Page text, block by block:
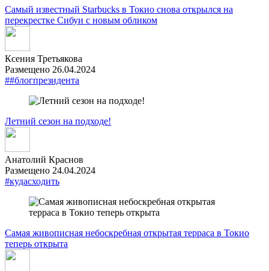
Самый известный Starbucks в Токио снова открылся на
перекрестке Сибуи с новым обликом
Ксения Третьякова
Размещено 26.04.2024
##блогпрезидента
Летний сезон на подходе!
Анатолий Краснов
Размещено 24.04.2024
#кудасходить
Самая живописная небоскребная открытая терраса в Токио
теперь открыта